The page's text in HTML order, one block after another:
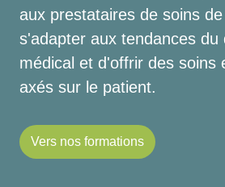
aux prestataires de soins
s'adapter aux tendances du
médical et d'offrir des soins
axés sur le patient.
Vers nos formations